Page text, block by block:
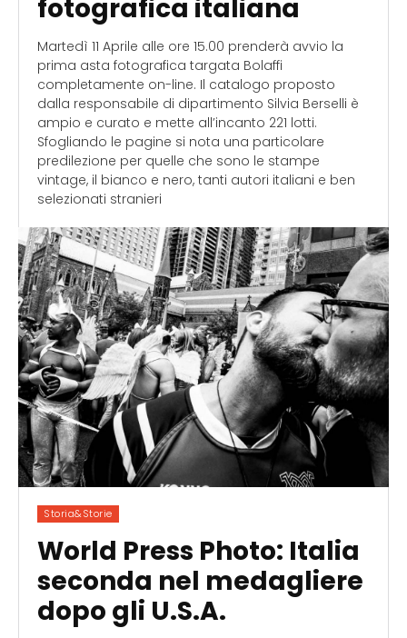
fotografica italiana
Martedì 11 Aprile alle ore 15.00 prenderà avvio la
prima asta fotografica targata Bolaffi
completamente on-line. Il catalogo proposto
dalla responsabile di dipartimento Silvia Berselli è
ampio e curato e mette all’incanto 221 lotti.
Sfogliando le pagine si nota una particolare
predilezione per quelle che sono le stampe
vintage, il bianco e nero, tanti autori italiani e ben
selezionati stranieri
Storia&Storie
World Press Photo: Italia
seconda nel medagliere
dopo gli U.S.A.